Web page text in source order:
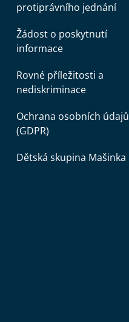
protiprávního jednání
Žádost o poskytnutí
informace
Rovné příležitosti a
nediskriminace
Ochrana osobních údajů
(GDPR)
Dětská skupina Mašinka